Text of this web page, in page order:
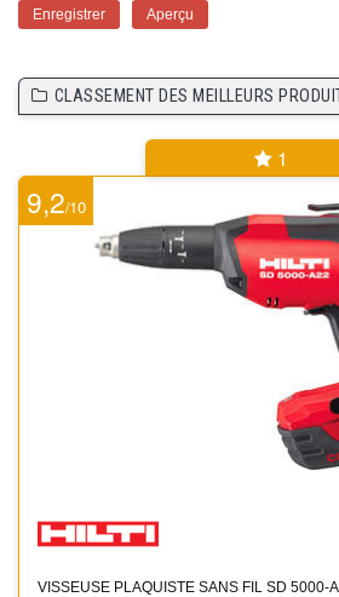
CLASSEMENT DES MEILLEURS
1
9,2/10
VISSEUSE PLAQUISTE SANS FIL SD 5000-